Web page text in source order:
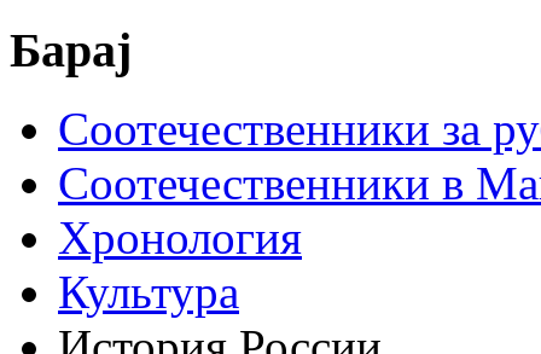
Барај
Соотечественники за
Соотечественники в
Хронология
Культура